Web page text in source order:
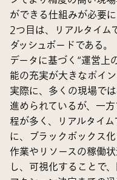
ができる仕組みが必要に
2つ目は、リアルタイム
ダッシュボードである。
データに基づく“運営上
能の充実が大きなポイン
実際に、多くの現場で
進められているが、一
程が多く、リアルタイ
に、ブラックボックス
作業やリソースの稼働
し、可視化することで